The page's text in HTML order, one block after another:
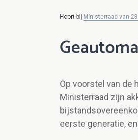
Hoort bij Ministerraad van
Op voorstel van de
Ministerraad zijn
eerste generatie,